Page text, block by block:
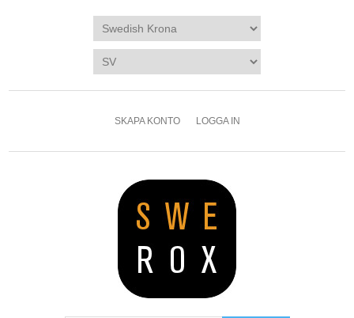
SKAPA KONTO LOGGA IN